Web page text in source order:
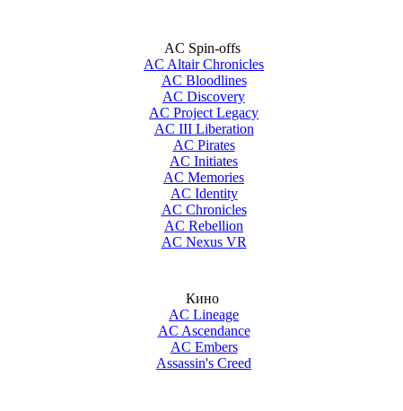
AC Spin-offs
AC Altair Chronicles
AC Bloodlines
AC Discovery
AC Project Legacy
AC III Liberation
AC Pirates
AC Initiates
AC Memories
AC Identity
AC Chronicles
AC Rebellion
AC Nexus VR
Кино
AC Lineage
AC Ascendance
AC Embers
Assassin's Creed